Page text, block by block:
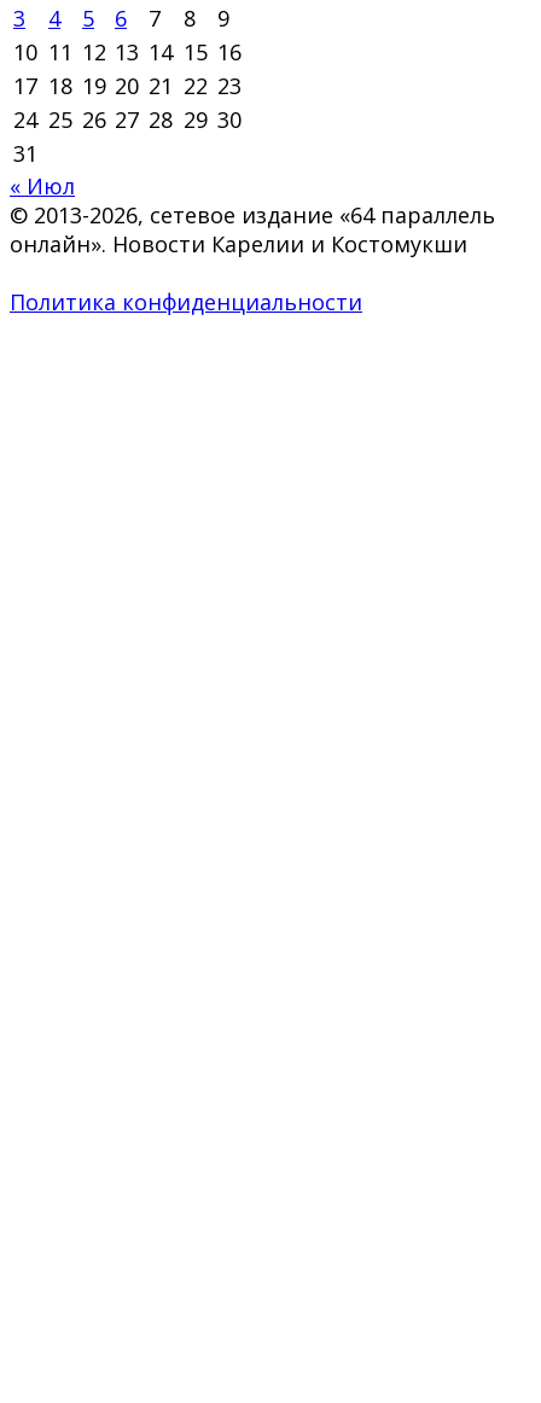
3
4 5 6 7 8
9
10 11 12 13 14 15 16
17 18 19 20 21 22 23
24 25 26 27 28 29 30
31
« Июл
© 2013-2026, сетевое издание «64 параллель
онлайн». Новости Карелии и Костомукши
Политика конфиденциальности